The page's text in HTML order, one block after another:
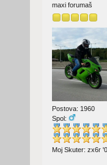
maxi forumaš
Postova: 1960
Spol:
Moj Skuter: zx6r